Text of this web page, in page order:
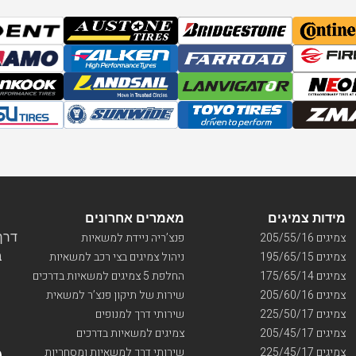
דרך
מאמרים אחרונים
פנצ’ריה ניידת למשאיות
ניהול צמיגים בצי רכב למשאיות
החלפת 5 צמיגים למשאיות בדרכים
שירות של תיקון פנצ’ר למשאית
שירותי דרך למנופים
צמיגים למשאיות בדרכים
שירותי דרך למשאיות ומסחריות
מידות צמיגים
צמיגים 205/55/16
צמיגים 195/65/15
צמיגים 175/65/14
צמיגים 205/60/16
צמיגים 225/50/17
צמיגים 205/45/17
צמיגים 225/45/17